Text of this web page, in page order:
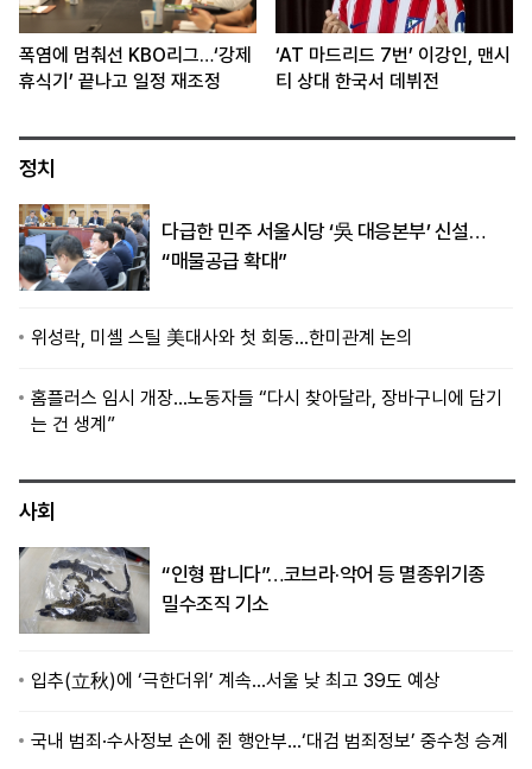
폭염에 멈춰선 KBO리그…‘강제
휴식기’ 끝나고 일정 재조정
‘AT 마드리드 7번’ 이강인, 맨시
티 상대 한국서 데뷔전
정치
다급한 민주 서울시당 ‘吳 대응본부’ 신설…
“매물공급 확대”
위성락, 미셸 스틸 美대사와 첫 회동…한미관계 논의
홈플러스 임시 개장…노동자들 “다시 찾아달라, 장바구니에 담기
는 건 생계”
사회
“인형 팝니다”…코브라·악어 등 멸종위기종
밀수조직 기소
입추(立秋)에 ‘극한더위’ 계속…서울 낮 최고 39도 예상
국내 범죄·수사정보 손에 쥔 행안부…‘대검 범죄정보’ 중수청 승계